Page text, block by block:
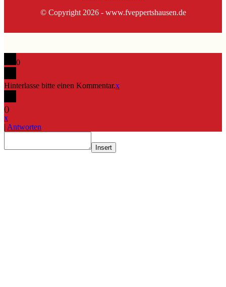
© Copyright 2026 - www.fveppertshausen.de
0
Hinterlasse bitte einen Kommentar.x
()
x
| Antworten
Insert